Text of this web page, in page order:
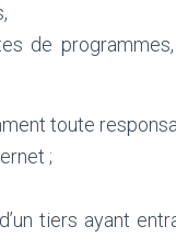
de
toute
;
tiers ayant